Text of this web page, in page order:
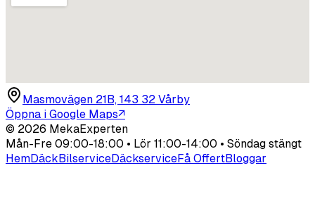
Masmovägen 21B, 143 32 Vårby
Öppna i Google Maps↗
© 2026 MekaExperten
Mån-Fre 09:00-18:00 • Lör 11:00-14:00 • Söndag stängt
HemDäckBilserviceDäckserviceFå OffertBloggar